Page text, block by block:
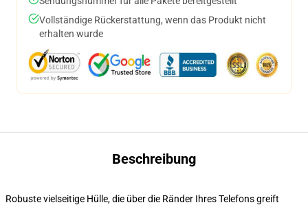
Vollständige Rückerstattung, wenn das Produkt nicht
erhalten wurde
Beschreibung
Robuste vielseitige Hülle, die über die Ränder Ihres Telefons greift